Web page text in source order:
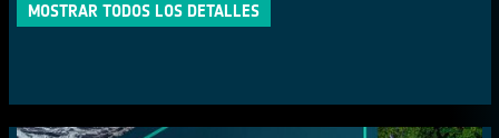
MOSTRAR TODOS LOS DETALLES